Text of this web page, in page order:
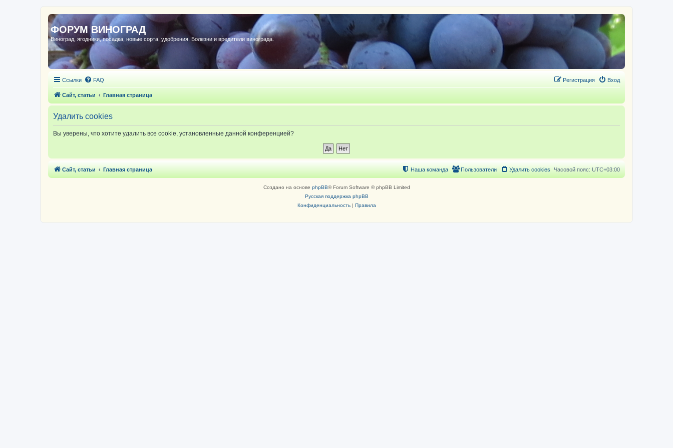
ФОРУМ ВИНОГРАД
Виноград, ягодники, посадка, новые сорта, удобрения. Болезни и вредители винограда.
Ссылки FAQ Вход
Регистрация
Сайт, статьи Главная страница
Удалить cookies
Вы уверены, что хотите удалить все cookie, установленные данной конференцией?
Сайт, статьи Главная страница Часовой пояс: UTC+03:00
Удалить cookies
Пользователи
Наша команда
Создано на основе phpBB® Forum Software © phpBB Limited
Русская поддержка phpBB
Конфиденциальность| Правила